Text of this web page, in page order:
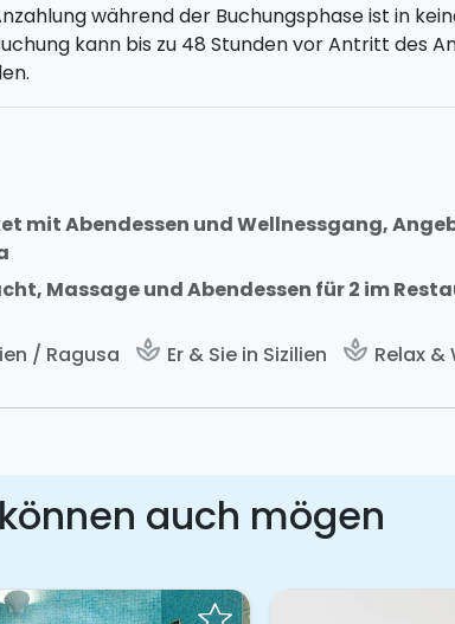
während der Buchungsphase ist in
kann bis zu 48 Stunden vor Antritt des
mit Abendessen und Wellnessgang,
Massage und Abendessen für 2 im
/ Ragusa spa Er & Sie in Sizilien spa Relax &
auch mögen